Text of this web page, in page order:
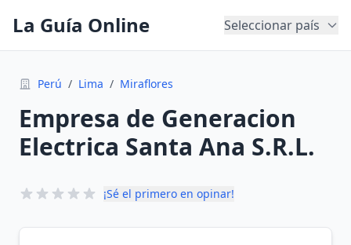
La Guía Online Seleccionar país
Perú / Lima / Miraflores
Empresa de Generacion
Electrica Santa Ana S.R.L.
¡Sé el primero en opinar!